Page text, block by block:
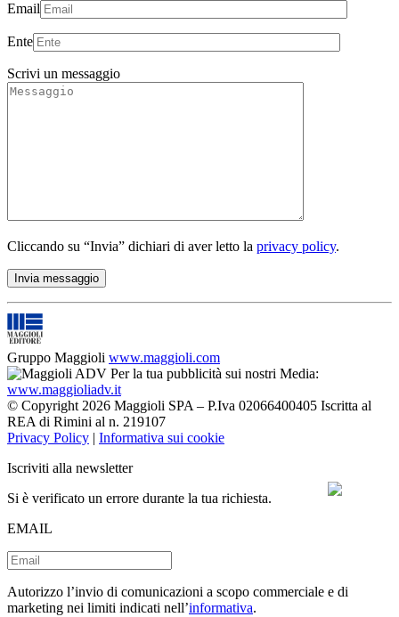
Email
Ente
Scrivi un messaggio
Cliccando su “Invia” dichiari di aver letto la privacy policy.
Gruppo Maggioli www.maggioli.com
Per la tua pubblicità sui nostri Media:
www.maggioliadv.it
© Copyright 2026 Maggioli SPA – P.Iva 02066400405 Iscritta al
REA di Rimini al n. 219107
Privacy Policy | Informativa sui cookie
Iscriviti alla newsletter
Si è verificato un errore durante la tua richiesta.
EMAIL
Autorizzo l’invio di comunicazioni a scopo commerciale e di
marketing nei limiti indicati nell’informativa.